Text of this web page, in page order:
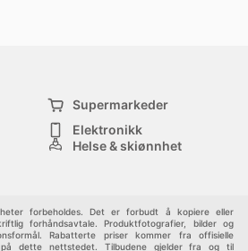
Supermarkeder
Elektronikk
Helse & skjønnhet
forbeholdes. Det er forbudt å kopiere eller
forhåndsavtale. Produktfotografier, bilder og
Rabatterte priser kommer fra offisielle
dette nettstedet. Tilbudene gjelder fra og til